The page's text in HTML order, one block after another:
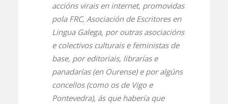
accións virais en internet, promovidas
pola FRC, Asociación de Escritores en
Lingua Galega, por outras asociacións
e colectivos culturais e feministas de
base, por editoriais, librarías e
panadarías (en Ourense) e por algúns
concellos (como os de Vigo e
Pontevedra), ás que habería que